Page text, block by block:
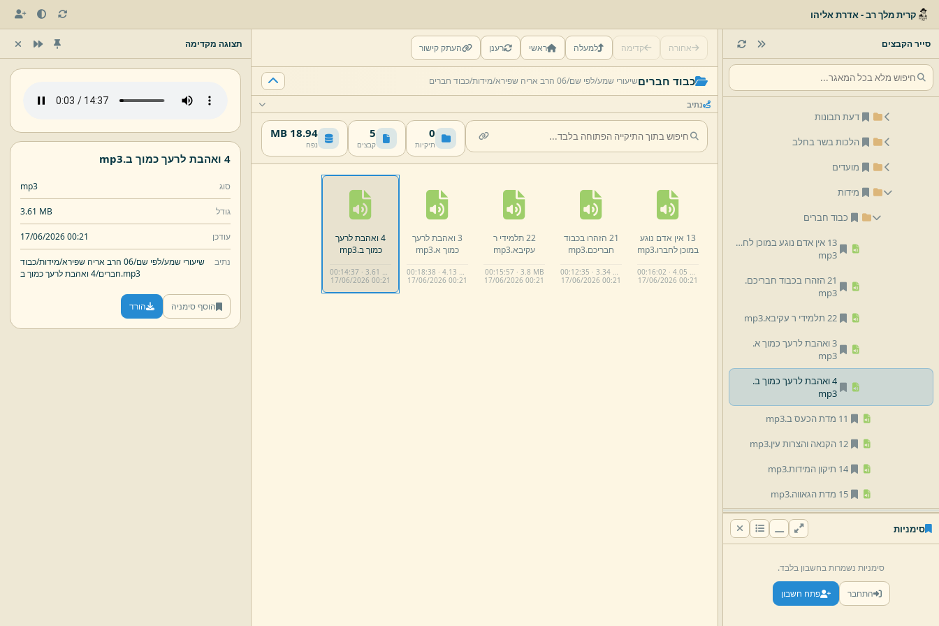
קרית מלך רב - אדרת אליהו
סייר הקבצים
06 הרב אריה שפירא
אמונה
ארץ ישראל
דעת תבונות
הלכות בשר בחלב
מועדים
מידות
כבוד חברים
13 אין אדם נוגע במוכן לחברו.
mp3
21 הזהרו בכבוד חבריכם.
mp3
22 תלמידי ר עקיבא.
mp3
3 ואהבת לרעך כמוך א.
mp3
4 ואהבת לרעך כמוך ב.
mp3
11 מדת הכעס ב.
mp3
12 הקנאה והצרות עין.
mp3
14 תיקון המידות.
mp3
15 מדת הגאווה.
mp3
mp3
29 שמירת העינים.
סימניות
סימניות נשמרות בחשבון בלבד.
התחבר פתח חשבון
אחורה קדימה למעלה ראשי רענן העתק קישור
כבוד חבריםשיעורי שמע/לפי שם/06 הרב אריה שפירא/ מידות/כבוד חברים
נתיב
0
תיקיות
5
קבצים
18.94 MB
נפח
13 אין אדם נוגע
במוכן לחברו.mp3
00:16:02 · 4.05 MB
17/06/2026 00:21
21 הזהרו בכבוד
חבריכם.mp3
00:12:35 · 3.34 MB
17/06/2026 00:21
22 תלמידי ר
עקיבא.mp3
00:15:57 · 3.8 MB
17/06/2026 00:21
3 ואהבת לרעך
כמוך א.mp3
00:18:38 · 4.13 MB
17/06/2026 00:21
4 ואהבת לרעך
כמוך ב.mp3
00:14:37 · 3.61 MB
17/06/2026 00:21
תצוגה מקדימה
4 ואהבת לרעך כמוך ב. mp3
סוג mp3
גודל 3.61 MB
עודכן 17/06/2026 00:21
נתיב שיעורי שמע/לפי שם/06 הרב אריה שפירא/ מידות/כבוד
חברים/4 ואהבת לרעך כמוך ב.mp3
הוסף סימניה הורד